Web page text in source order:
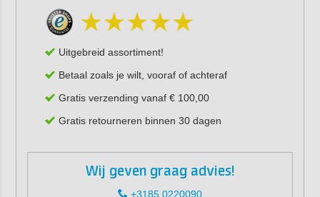
Uitgebreid assortiment!
Betaal zoals je wilt, vooraf of achteraf
Gratis verzending vanaf € 100,00
Gratis retourneren binnen 30 dagen
Wij geven graag advies!
+3185 0220090